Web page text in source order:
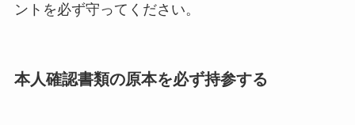
ントを必ず守ってください。
本人確認書類の原本を必ず持参する